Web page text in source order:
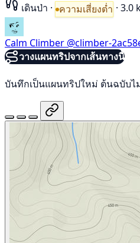
เดินป่า · ความเสี่ยงต่ำ · 3.0
Calm Climber @climber-
วางแผนทริปจากเส้นทางนี้
บันทึกเป็นแผนทริปใหม่ ต้นฉบับไ